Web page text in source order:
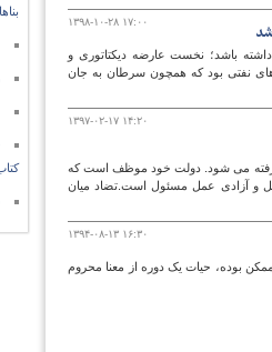
۱۳۹۸-۱۰-۲۸ ۱۷:۰۰
باشد؛ نخست عارضه دیکتاتوری و
درآمدهای نفتی بود که همچون سرطان به جان
۱۳۹۷-۰۲-۱۷ ۱۴:۲۰
گرفته می شود. دولت خود موظف است که
و آزادی عمل مسئول است.تضاد میان
۱۳۹۴-۰۸-۱۳ ۱۶:۳۰
بوده، حیات یک دوره از معنا محروم